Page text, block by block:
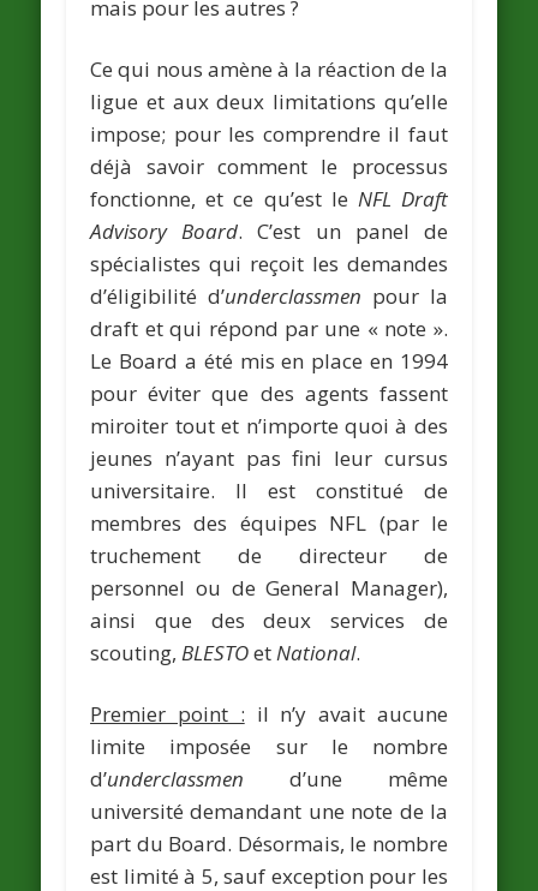
mais pour les autres ?
Ce qui nous amène à la réaction de la
ligue et aux deux limitations qu’elle
impose; pour les comprendre il faut
déjà savoir comment le processus
fonctionne, et ce qu’est le NFL Draft
Advisory Board. C’est un panel de
spécialistes qui reçoit les demandes
d’éligibilité d’underclassmen pour la
draft et qui répond par une « note ».
Le Board a été mis en place en 1994
pour éviter que des agents fassent
miroiter tout et n’importe quoi à des
jeunes n’ayant pas fini leur cursus
universitaire. Il est constitué de
membres des équipes NFL (par le
truchement de directeur de
personnel ou de General Manager),
ainsi que des deux services de
scouting,BLESTOetNational.
Premier point : il n’y avait aucune
limite imposée sur le nombre
d’underclassmen d’une même
université demandant une note de la
part du Board. Désormais, le nombre
est limité à 5, sauf exception pour les